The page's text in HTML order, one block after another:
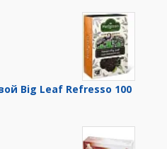
Big Leaf Refresso 100